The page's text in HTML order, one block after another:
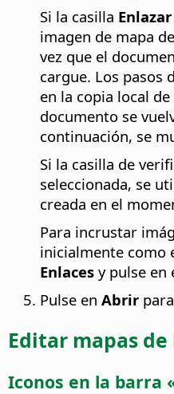
Si la casilla Enlazar
imagen de mapa
vez que el
cargue. Los pasos
en la copia local
documento se
continuación, se
Si la casilla de
seleccionada, se
creada en el
Para incrustar
inicialmente como
Enlaces y pulse en
Pulse en Abrir
Editar mapas
Iconos en la barra